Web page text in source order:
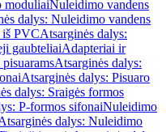
moduliaiNuleidimo vandens
dalys: Nuleidimo vandens
iš PVCAtsarginės dalys:
gaubteliaiAdapteriai ir
Atsarginės dalys:
Atsarginės dalys: Pisuaro
dalys: Sraigės formos
P-formos sifonaiNuleidimo
dalys: Nuleidimo